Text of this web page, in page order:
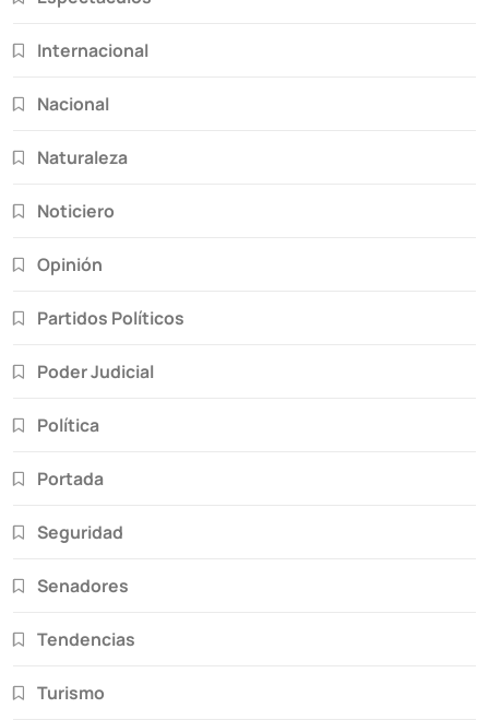
Internacional
Nacional
Naturaleza
Noticiero
Opinión
Partidos Políticos
Poder Judicial
Política
Portada
Seguridad
Senadores
Tendencias
Turismo